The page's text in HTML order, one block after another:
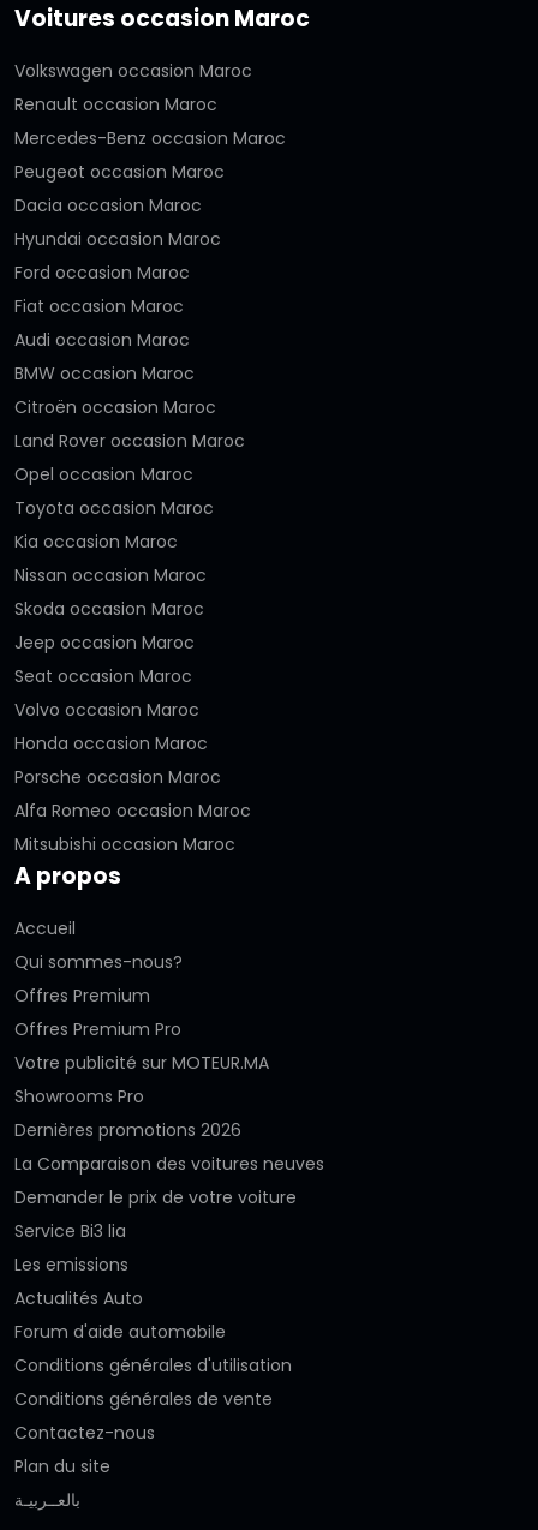
Voitures occasion Maroc
Volkswagen occasion Maroc
Renault occasion Maroc
Mercedes-Benz occasion Maroc
Peugeot occasion Maroc
Dacia occasion Maroc
Hyundai occasion Maroc
Ford occasion Maroc
Fiat occasion Maroc
Audi occasion Maroc
BMW occasion Maroc
Citroën occasion Maroc
Land Rover occasion Maroc
Opel occasion Maroc
Toyota occasion Maroc
Kia occasion Maroc
Nissan occasion Maroc
Skoda occasion Maroc
Jeep occasion Maroc
Seat occasion Maroc
Volvo occasion Maroc
Honda occasion Maroc
Porsche occasion Maroc
Alfa Romeo occasion Maroc
Mitsubishi occasion Maroc
A propos
Accueil
Qui sommes-nous?
Offres Premium
Offres Premium Pro
Votre publicité sur MOTEUR.MA
Showrooms Pro
Dernières promotions 2026
La Comparaison des voitures neuves
Demander le prix de votre voiture
Service Bi3 lia
Les emissions
Actualités Auto
Forum d'aide automobile
Conditions générales d'utilisation
Conditions générales de vente
Contactez-nous
Plan du site
بالعــربيـة